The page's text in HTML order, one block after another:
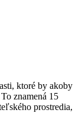
ktoré by akoby
znamená 15
prostredia,